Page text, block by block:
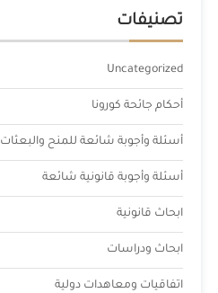
تصنيفات
Uncategorized
أحكام جائحة كورونا
أسئلة وأجوبة شائعة للمنح والبعثات
أسئلة وأجوبة قانونية شائعة
ابحاث قانونية
ابحاث ودراسات
اتفاقيات ومعاهدات دولية